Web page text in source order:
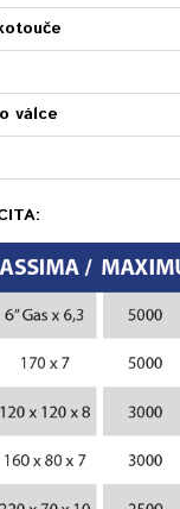
válce